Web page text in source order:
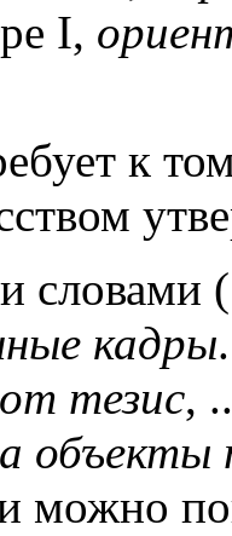
I,
к
кадры
тезис,
объекты